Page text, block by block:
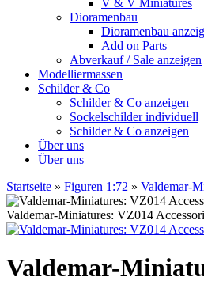
V & V Miniatures
Dioramenbau
Dioramenbau
Add on Parts
Abverkauf / Sale anzeigen
Modelliermassen
Schilder & Co
Schilder & Co anzeigen
Sockelschilder individuell
Schilder & Co anzeigen
Über uns
Über uns
Startseite » Figuren 1:72 » Valdemar-
Valdemar-Miniatures: VZ014
Valdemar-